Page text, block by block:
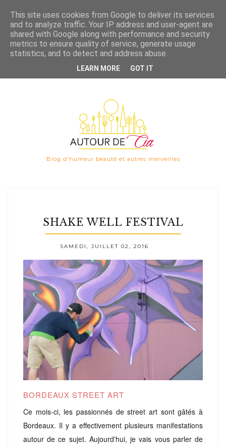

Blog d'humeur beauté et autres merveilles
SHAKE WELL FESTIVAL
SAMEDI, JUILLET 02, 2016
BORDEAUX STREET ART
Ce mois-ci, les passionnés de street art sont gâtés à
Bordeaux. Il y a effectivement plusieurs manifestations
autour de ce sujet. Aujourd'hui, je vais vous parler de
This site uses cookies from Google to deliver its services
and to analyze traffic. Your IP address and user-agent are
shared with Google along with performance and security
metrics to ensure quality of service, generate usage
statistics, and to detect and address abuse.
LEARN MORE GOT IT